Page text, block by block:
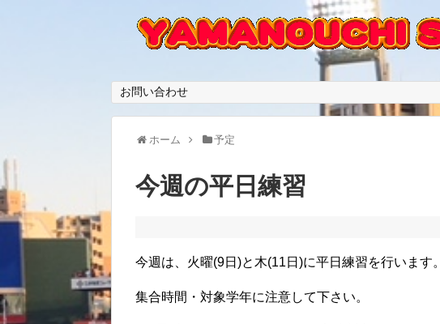
お問い合わせ
ホーム 予定
今週の平日練習
今週は、火曜(9日)と木(11日)に平日練習を行います。
集合時間・対象学年に注意して下さい。